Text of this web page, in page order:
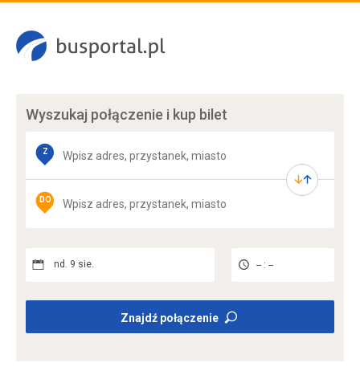
Wyszukaj połączenie i kup bilet
Z
DO
nd. 9 sie. -- : --
Znajdź połączenie